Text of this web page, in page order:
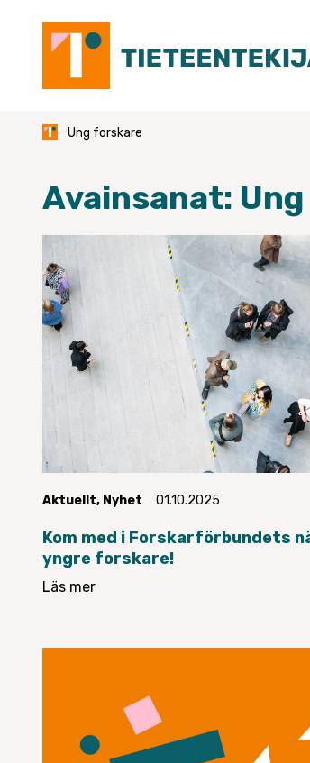
content
Ung forskare
Avainsanat:
Aktuellt, Nyhet 01.10.2025
Kom med i Forskarförbundets
yngre forskare!
Läs mer